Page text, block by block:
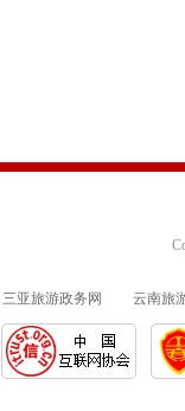
三亚旅游政务网 云南旅